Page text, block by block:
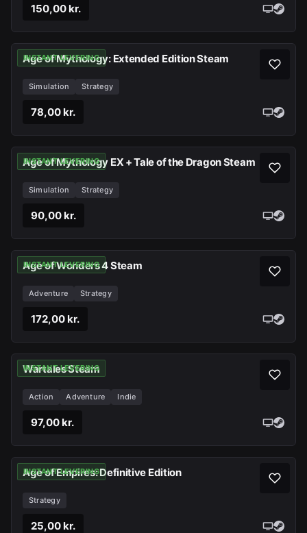
150,00 kr.
INSTANT LEVERING
Age of Mythology: Extended Edition Steam
Simulation Strategy
78,00 kr.
INSTANT LEVERING
Age of Mythology EX + Tale of the Dragon Steam
Simulation Strategy
90,00 kr.
INSTANT LEVERING
Age of Wonders 4 Steam
Adventure Strategy
172,00 kr.
INSTANT LEVERING
Wartales Steam
Action Adventure Indie
97,00 kr.
INSTANT LEVERING
Age of Empires: Definitive Edition
Strategy
25,00 kr.